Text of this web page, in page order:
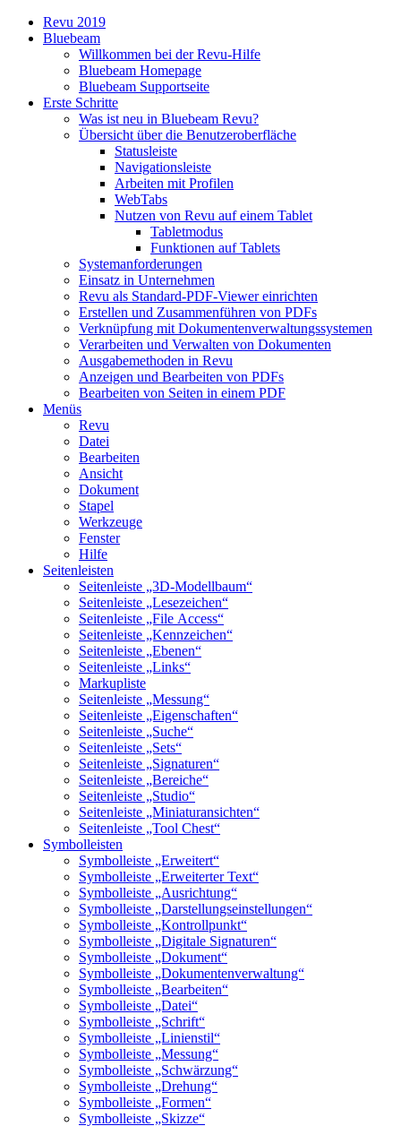
Revu 2019
Bluebeam
Willkommen bei der Revu-Hilfe
Bluebeam Homepage
Bluebeam Supportseite
Erste Schritte
Was ist neu in Bluebeam Revu?
Übersicht über die Benutzeroberfläche
Statusleiste
Navigationsleiste
Arbeiten mit Profilen
WebTabs
Nutzen von Revu auf einem Tablet
Tabletmodus
Funktionen auf Tablets
Systemanforderungen
Einsatz in Unternehmen
Revu als Standard-PDF-Viewer einrichten
Erstellen und Zusammenführen von PDFs
Verknüpfung mit Dokumentenverwaltungssystemen
Verarbeiten und Verwalten von Dokumenten
Ausgabemethoden in Revu
Anzeigen und Bearbeiten von PDFs
Bearbeiten von Seiten in einem PDF
Menüs
Revu
Datei
Bearbeiten
Ansicht
Dokument
Stapel
Werkzeuge
Fenster
Hilfe
Seitenleisten
Seitenleiste „3D-Modellbaum“
Seitenleiste „Lesezeichen“
Seitenleiste „File Access“
Seitenleiste „Kennzeichen“
Seitenleiste „Ebenen“
Seitenleiste „Links“
Markupliste
Seitenleiste „Messung“
Seitenleiste „Eigenschaften“
Seitenleiste „Suche“
Seitenleiste „Sets“
Seitenleiste „Signaturen“
Seitenleiste „Bereiche“
Seitenleiste „Studio“
Seitenleiste „Miniaturansichten“
Seitenleiste „Tool Chest“
Symbolleisten
Symbolleiste „Erweitert“
Symbolleiste „Erweiterter Text“
Symbolleiste „Ausrichtung“
Symbolleiste „Darstellungseinstellungen“
Symbolleiste „Kontrollpunkt“
Symbolleiste „Digitale Signaturen“
Symbolleiste „Dokument“
Symbolleiste „Dokumentenverwaltung“
Symbolleiste „Bearbeiten“
Symbolleiste „Datei“
Symbolleiste „Schrift“
Symbolleiste „Linienstil“
Symbolleiste „Messung“
Symbolleiste „Schwärzung“
Symbolleiste „Drehung“
Symbolleiste „Formen“
Symbolleiste „Skizze“